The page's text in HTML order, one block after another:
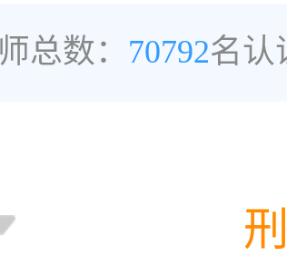
总数： 70792名认